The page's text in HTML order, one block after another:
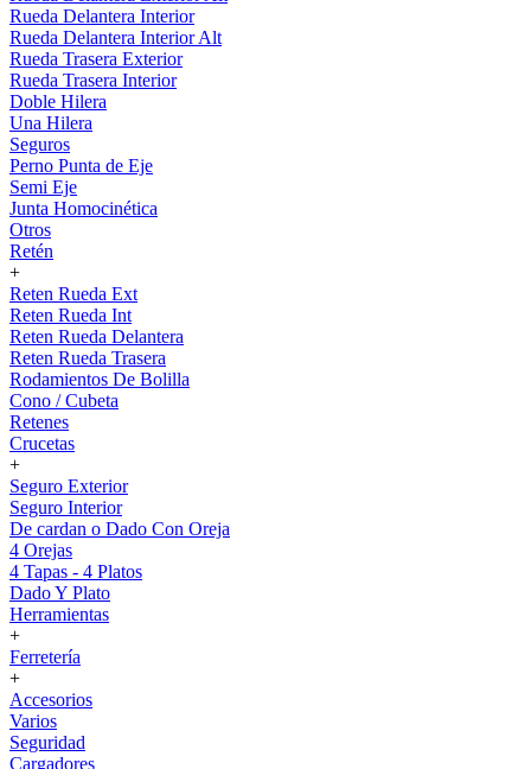
Rueda Delantera Interior
Rueda Delantera Interior Alt
Rueda Trasera Exterior
Rueda Trasera Interior
Doble Hilera
Una Hilera
Seguros
Perno Punta de Eje
Semi Eje
Junta Homocinética
Otros
Retén
+
Reten Rueda Ext
Reten Rueda Int
Reten Rueda Delantera
Reten Rueda Trasera
Rodamientos De Bolilla
Cono / Cubeta
Retenes
Crucetas
+
Seguro Exterior
Seguro Interior
De cardan o Dado Con Oreja
4 Orejas
4 Tapas - 4 Platos
Dado Y Plato
Herramientas
+
Ferretería
+
Accesorios
Varios
Seguridad
Cargadores